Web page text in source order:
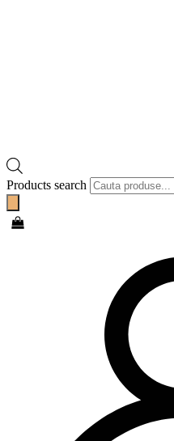
Products search